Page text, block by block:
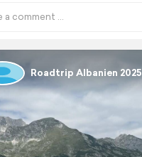
Roadtrip Albanien 2025